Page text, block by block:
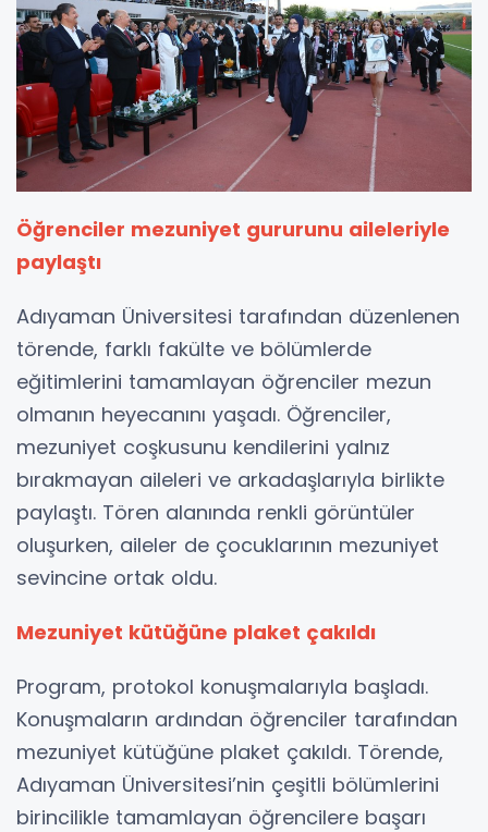
Öğrenciler mezuniyet gururunu aileleriyle
paylaştı
Adıyaman Üniversitesi tarafından düzenlenen
törende, farklı fakülte ve bölümlerde
eğitimlerini tamamlayan öğrenciler mezun
olmanın heyecanını yaşadı. Öğrenciler,
mezuniyet coşkusunu kendilerini yalnız
bırakmayan aileleri ve arkadaşlarıyla birlikte
paylaştı. Tören alanında renkli görüntüler
oluşurken, aileler de çocuklarının mezuniyet
sevincine ortak oldu.
Mezuniyet kütüğüne plaket çakıldı
Program, protokol konuşmalarıyla başladı.
Konuşmaların ardından öğrenciler tarafından
mezuniyet kütüğüne plaket çakıldı. Törende,
Adıyaman Üniversitesi’nin çeşitli bölümlerini
birincilikle tamamlayan öğrencilere başarı